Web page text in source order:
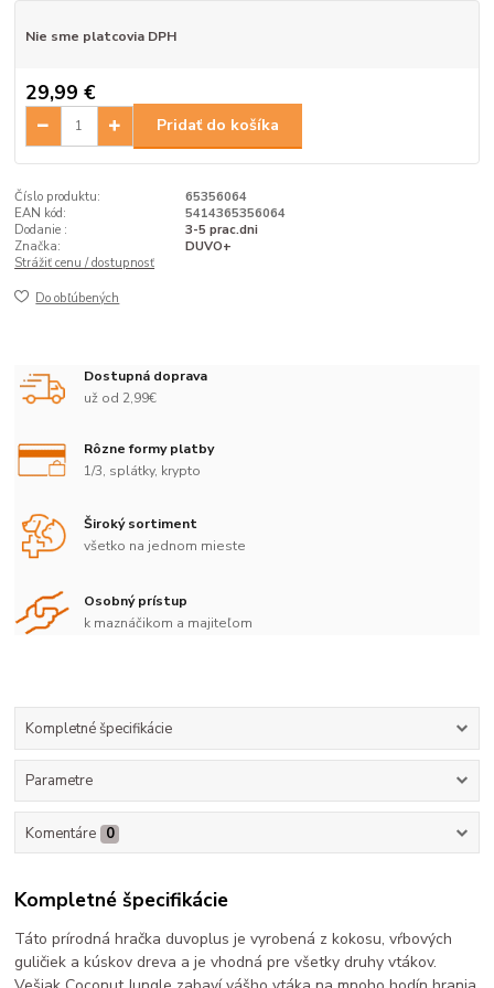
Nie sme platcovia DPH
29,99 €
Pridať do košíka
Číslo produktu:
65356064
EAN kód:
5414365356064
Dodanie :
3-5 prac.dni
Značka:
DUVO+
Strážiť cenu / dostupnosť
Do obľúbených
Dostupná doprava
už od 2,99€
Rôzne formy platby
1/3, splátky, krypto
Široký sortiment
všetko na jednom mieste
Osobný prístup
k maznáčikom a majiteľom
Kompletné špecifikácie
Parametre
Komentáre 0
Kompletné špecifikácie
Táto prírodná hračka duvoplus je vyrobená z kokosu, vŕbových
guličiek a kúskov dreva a je vhodná pre všetky druhy vtákov.